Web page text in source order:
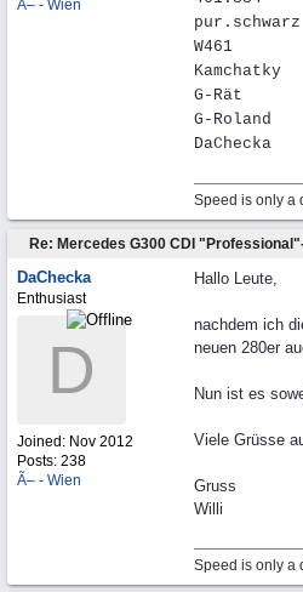
Ã– - Wien
pur.schwarz
W461
Kamchatky
G-Rät
G-Roland
DaChecka
Speed is only a
Re: Mercedes G300 CDI
DaChecka
Enthusiast
D
Joined: Nov 2012
Posts: 238
Ã– - Wien
Hallo Leute,
nachdem ich
neuen 280er
Nun ist es
Viele Grüsse
Gruss
Willi
Speed is only a